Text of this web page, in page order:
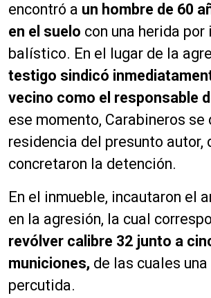
encontró a un hombre de 60
en el suelo con una herida
balístico. En el lugar de la
testigo sindicó
vecino como el responsable
ese momento, Carabineros se
residencia del presunto autor,
concretaron la detención.
En el inmueble, incautaron el
en la agresión, la cual
revólver calibre 32 junto a
municiones, de las cuales
percutida.